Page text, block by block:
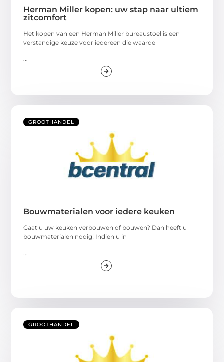
Herman Miller kopen: uw stap naar ultiem
zitcomfort
Het kopen van een Herman Miller bureaustoel is een
verstandige keuze voor iedereen die waarde
...
GROOTHANDEL
Bouwmaterialen voor iedere keuken
Gaat u uw keuken verbouwen of bouwen? Dan heeft u
bouwmaterialen nodig! Indien u in
GROOTHANDEL